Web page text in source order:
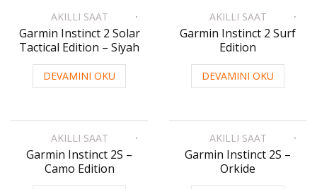
AKILLI SAAT
Garmin Instinct 2 Solar
Tactical Edition – Siyah
DEVAMINI OKU
AKILLI SAAT
Garmin Instinct 2 Surf
Edition
DEVAMINI OKU
AKILLI SAAT
Garmin Instinct 2S –
Camo Edition
AKILLI SAAT
Garmin Instinct 2S –
Orkide